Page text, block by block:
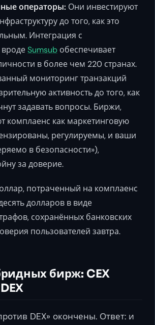
операторы: Они инвестируют
до того, как это
Интеграция с
Sumsub обеспечивает
в более чем 220 странах.
мониторинг транзакций
активность до того, как
задавать вопросы. Биржи,
комплаенс как маркетинговую
регулируемы, и ваши
в безопасности»),
за доверие.
потраченный на комплаенс
долларов в виде
сохранённых банковских
пользователей завтра.
бирж: CEX
DEX» окончены. Ответ: и